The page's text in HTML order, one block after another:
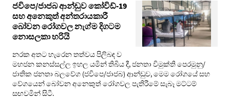
ජවිපෙ/ජාජබ ආන්ඩුව කෝවිඩ්-19
සහ අනෙකුත් අන්තරායකාරී
බෝවන රෝගවල නැග්ම දිගටම
නොසලකා හරියි
නරක අතට හැරෙන තත්වය පිලිබඳ ව
මහජන කනස්සල්ල ඉහල යමින් තිබිය දී, ජනතා විමුක්ති පෙරමුනු/
ජාතික ජනතා බලවේග (ජවිපෙ/ජාජබ) ආන්ඩුව, මෙම රෝගයේ සහ
වේගයෙන් බෝවන අනෙකුත් රෝගවල පැතිරීමේ සැබෑ මට්ටම්
සඟවමින් සිටී.